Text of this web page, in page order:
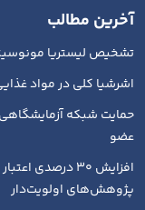
آخرین مطالب
تشخیص لیستریا
اشرشیا کلی در مواد
حمایت شبکه
عضو
افزایش ۳۰
پژوهش‌های اولویت‌دار